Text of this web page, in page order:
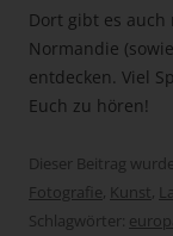
Dort gibt es auch
Normandie
entdecken. Viel
Euch zu hören!
Dieser Beitrag
Fotografie, Kunst,
Schlagwörter: